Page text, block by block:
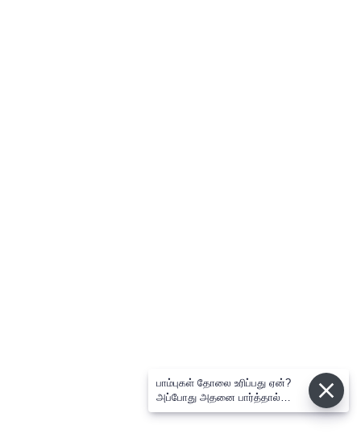
பாம்புகள் தோலை உரிப்பது ஏன்?
அப்போது அதனை பார்த்தால்
பழிவாங்குமா?